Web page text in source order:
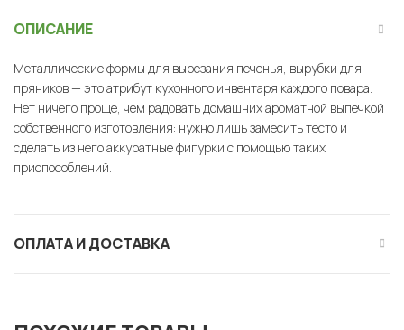
ОПИСАНИЕ
Металлические формы для вырезания печенья, вырубки для
пряников — это атрибут кухонного инвентаря каждого повара.
Нет ничего проще, чем радовать домашних ароматной выпечкой
собственного изготовления: нужно лишь замесить тесто и
сделать из него аккуратные фигурки с помощью таких
приспособлений.
ОПЛАТА И ДОСТАВКА